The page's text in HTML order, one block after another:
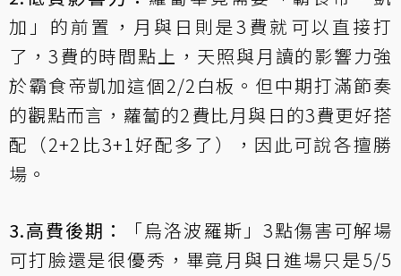
加 」的前置，月與日則是3費就可以直接打
了，3費的時間點上，天照與月讀的影響力強
於霸食帝凱加這個2/2白板。但中期打滿節奏
的觀點而言，蘿蔔的2費比月與日的3費更好搭
配（2+2比3+1好配多了），因此可說各擅勝
場。
3.高費後期：
「烏洛波羅斯」3點傷害可解場
可打臉還是很優秀，畢竟月與日進場只是5/5